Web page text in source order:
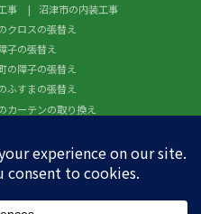
事
沼津市の内装工事
クロスの張替え
子の張替え
の障子の張替え
ふすまの張替え
カーテンの取り換え
のガラスフィルム施工
南部町のガラスフィルム施工
士市のフローリングの張替え